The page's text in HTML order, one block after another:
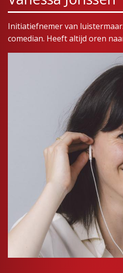
Initiatiefnemer van
comedian. Heeft altijd oren